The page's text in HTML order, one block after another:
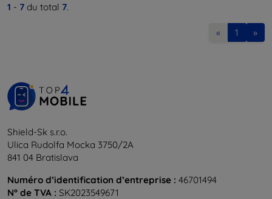
1 - 7 du total 7.
« 1 »
Shield-Sk s.r.o.
Ulica Rudolfa Mocka 3750/2A
841 04 Bratislava
Numéro d’identification d’entreprise : 46701494
N° de TVA : SK2023549671